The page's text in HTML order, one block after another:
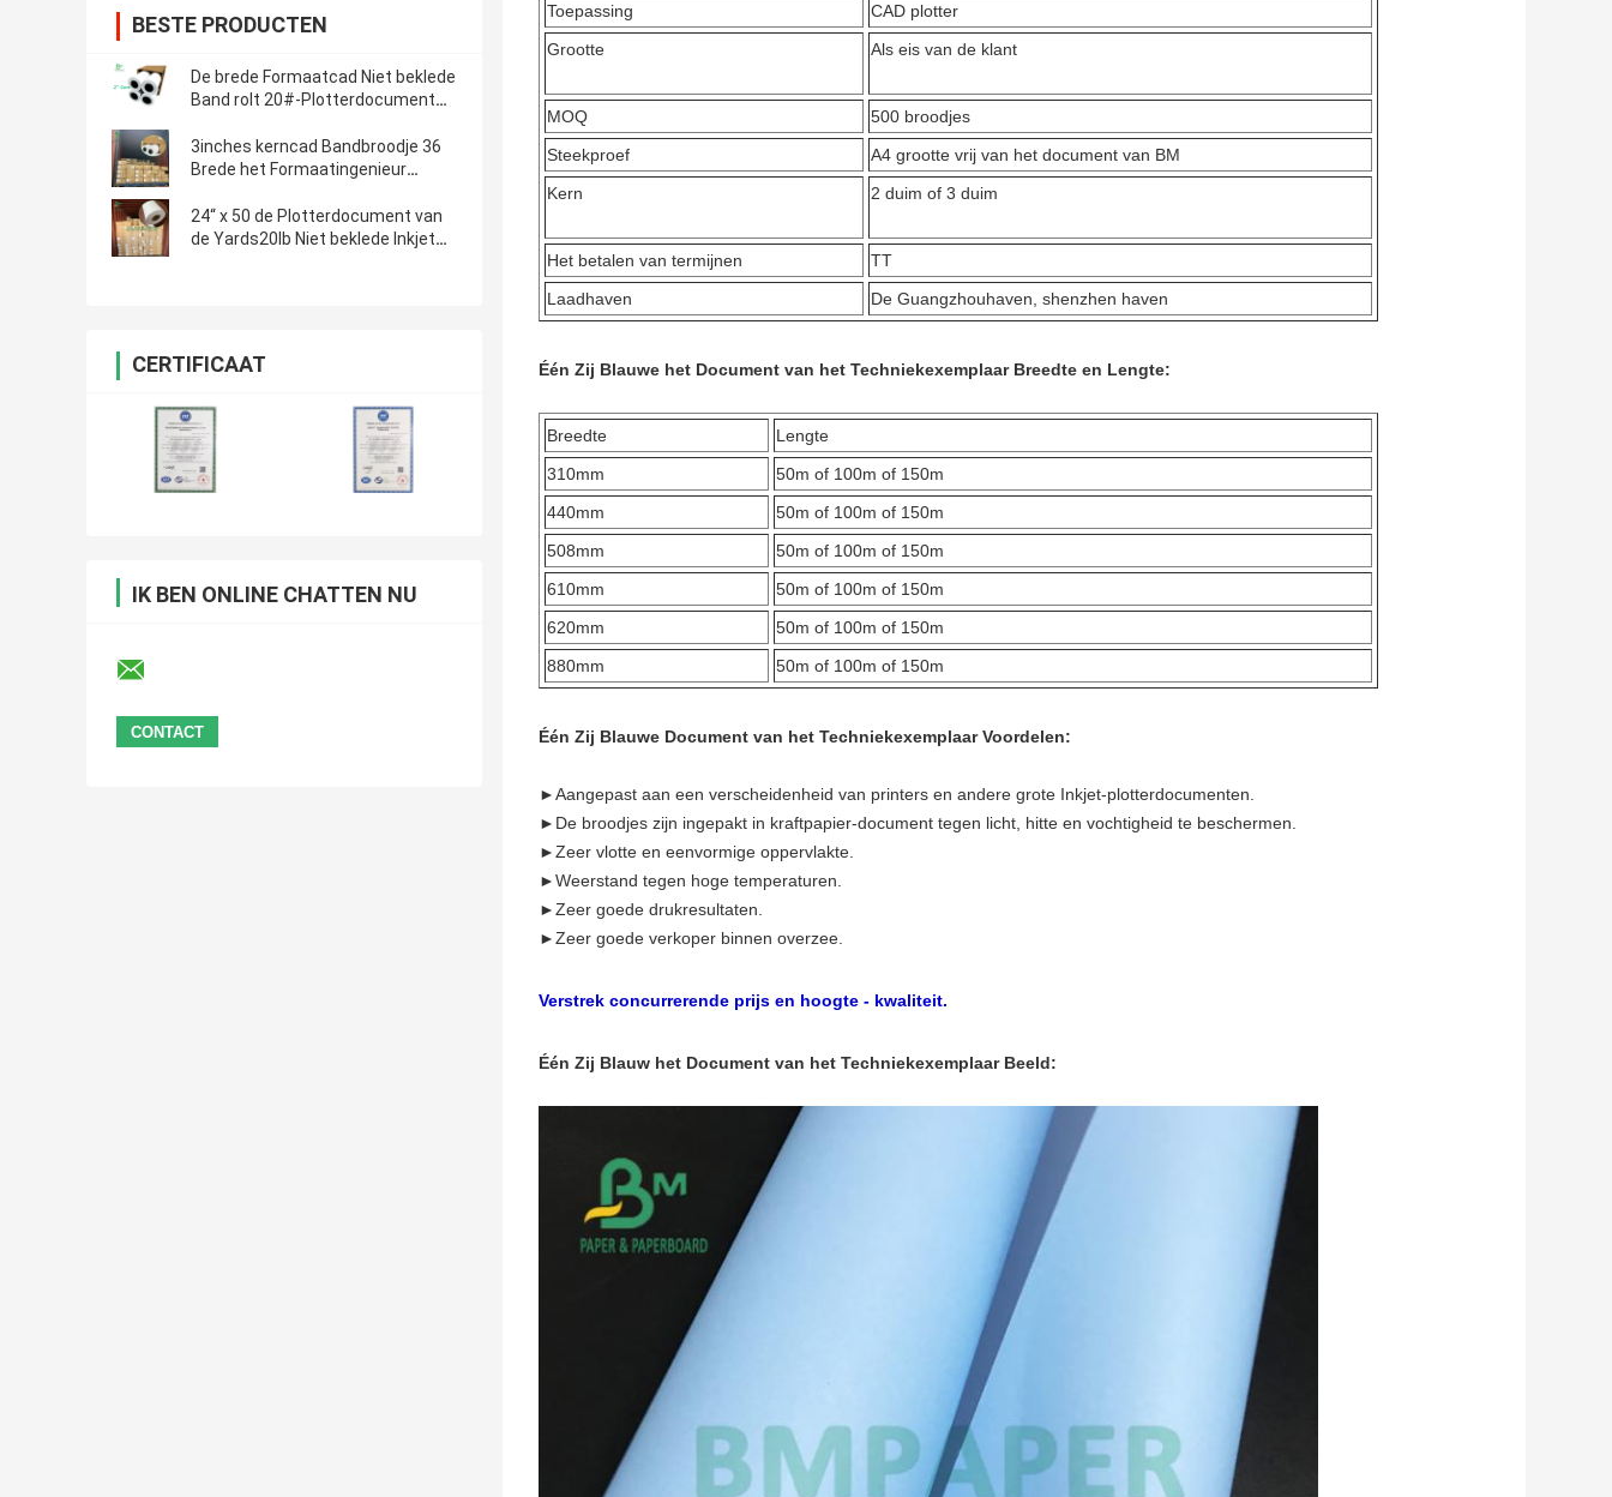
BESTE PRODUCTEN
De brede Formaatcad Niet beklede
Band rolt 20#-Plotterdocument
3inches kerncad Bandbroodje 36
Brede het Formaatingenieur
24“ x 50 de Plotterdocument van
de Yards20lb Niet beklede Inkjet
CERTIFICAAT
IK BEN ONLINE CHATTEN NU
Toepassing
CAD plotter
Grootte
Als eis van de klant
MOQ
500 broodjes
Steekproef
A4 grootte vrij van het document van BM
Kern
2 duim of 3 duim
Het betalen van termijnen
TT
Laadhaven
De Guangzhouhaven, shenzhen haven
Één Zij Blauwe het Document van het Techniekexemplaar Breedte en Lengte:
Breedte
Lengte
310mm
50m of 100m of 150m
440mm
50m of 100m of 150m
508mm
50m of 100m of 150m
610mm
50m of 100m of 150m
620mm
50m of 100m of 150m
880mm
50m of 100m of 150m
Één Zij Blauwe Document van het Techniekexemplaar Voordelen:
►Aangepast aan een verscheidenheid van printers en andere grote Inkjet-plotterdocumenten.
►De broodjes zijn ingepakt in kraftpapier-document tegen licht, hitte en vochtigheid te beschermen.
►Zeer vlotte en eenvormige oppervlakte.
►Weerstand tegen hoge temperaturen.
►Zeer goede drukresultaten.
►Zeer goede verkoper binnen overzee.
Verstrek concurrerende prijs en hoogte - kwaliteit.
Één Zij Blauw het Document van het Techniekexemplaar Beeld: